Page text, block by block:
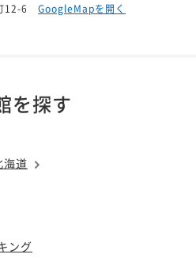
12-6 GoogleMapを開く
を探す
海道
ング